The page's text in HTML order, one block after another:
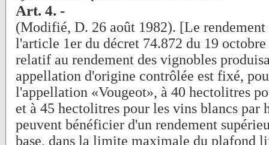
Art. 4. -
(Modifié, D. 26 août 1982). [Le rendement
l'article 1er du décret 74.872 du 19
relatif au rendement des vignobles
appellation d'origine contrôlée est fixé,
l'appellation «Vougeot», à 40 hectolitres
et à 45 hectolitres pour les vins blancs par
peuvent bénéficier d'un rendement
base, dans la limite maximale du plafond